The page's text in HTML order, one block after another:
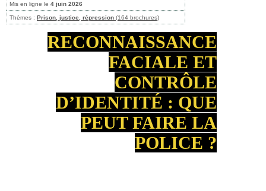
Mis en ligne le 4 juin 2026
Thèmes : Prison, justice, répression (164 brochures)
RECONNAISSANCE
FACIALE ET
CONTRÔLE
D’IDENTITÉ : QUE
PEUT FAIRE LA
POLICE ?